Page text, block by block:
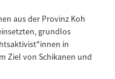
aus der Provinz Koh
grundlos
in
Ziel von Schikanen und